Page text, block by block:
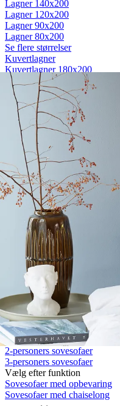
Lagner 140x200
Lagner 120x200
Lagner 90x200
Lagner 80x200
Se flere størrelser
Kuvertlagner
Kuvertlagner 180x200
Kuvertlagner 140x200
Kuvertlagner 120x200
Kuvertlagner 90x200
Se flere størrelser
Faconlagner
Faconlagner 180x200
Faconlagner 140x200
Faconlagner 120x200
Faconlagner 90x200
Se flere størrelser
Øvrige lagner
Flade lagner
Moltonlagner
Stræklagner
Splitlagner
Vådliggerlagner
Rullemadrasser
Rullemadrasser 180x200
Rullemadrasser 140x200
Rullemadrasser 120x200
Rullemadrasser 90x200
Se flere størrelser
Sovesofaer
Vælg efter størrelse
2-personers sovesofaer
3-personers sovesofaer
Vælg efter funktion
Sovesofaer med opbevaring
Sovesofaer med chaiselong